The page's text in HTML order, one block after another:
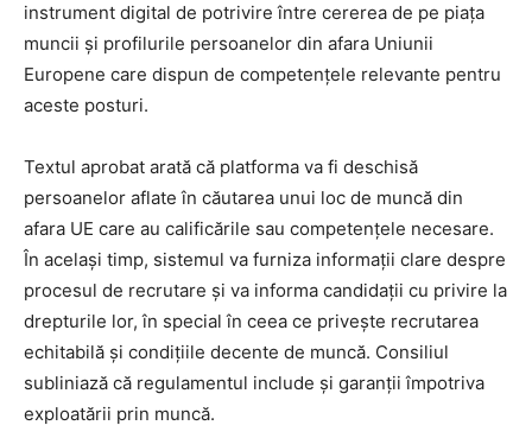
instrument digital de potrivire între cererea de pe piața
muncii și profilurile persoanelor din afara Uniunii
Europene care dispun de competențele relevante pentru
aceste posturi.
Textul aprobat arată că platforma va fi deschisă
persoanelor aflate în căutarea unui loc de muncă din
afara UE care au calificările sau competențele necesare.
În același timp, sistemul va furniza informații clare despre
procesul de recrutare și va informa candidații cu privire la
drepturile lor, în special în ceea ce privește recrutarea
echitabilă și condițiile decente de muncă. Consiliul
subliniază că regulamentul include și garanții împotriva
exploatării prin muncă.